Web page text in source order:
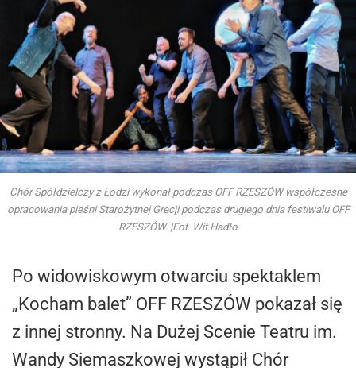
Chór Spółdzielczy z Łodzi wykonał podczas OFF RZESZÓW współczesne
opracowania pieśni Starożytnej Grecji podczas drugiego dnia festiwalu OFF
RZESZÓW. |Fot. Wit Hadło
Po widowiskowym otwarciu spektaklem
„Kocham balet” OFF RZESZÓW pokazał się
z innej stronny. Na Dużej Scenie Teatru im.
Wandy Siemaszkowej wystąpił Chór